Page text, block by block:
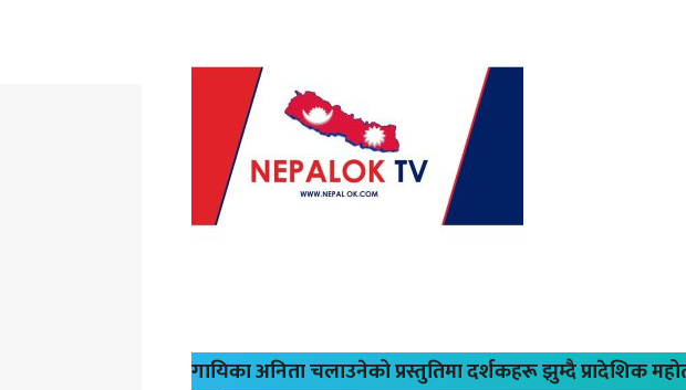
गायिका अनिता चलाउनेको प्रस्तुतिमा दर्शकहरू झुम्दै प्रादेशिक